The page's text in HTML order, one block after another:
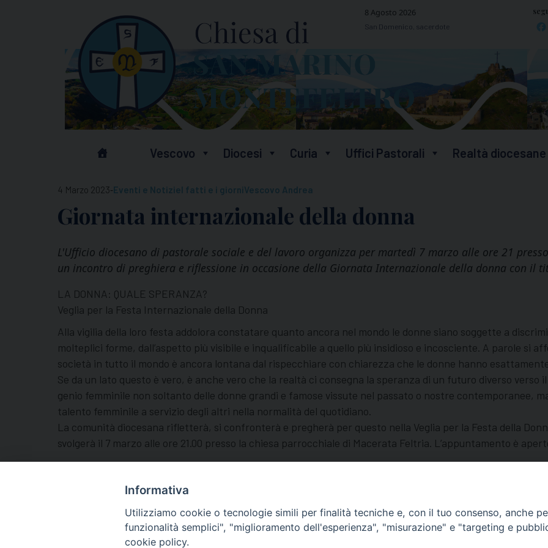
8 Agosto 2026
San Domenico, sacerdote
Vescovo Diocesi Curia Uffici Pastorali Realtà diocesane
4 Marzo 2023-Eventi e NotizieI fatti e i giorniVescovo Andrea
Giornata internazionale della donna
L'Ufficio diocesano di pastorale sociale e del lavoro organizza per martedì 7 marzo alle ore 21
un incontro di preghiera e riflessione in occasione della Giornata Internazionale della donna con il
LA DONNA: QUALE SPERANZA?
Veglia per la Festa Internazionale della Donna
Alla vigilia della loro festa addolora constatare quanto ancora nel mondo le donne siano soggette a
molteplici forme, dall’aspetto più visibile e inqualificabile a quello più insidioso e incosciente. A parole si
società in tutto il mondo è ancora lontana dal rispecchiare con chiarezza che le donne hanno
Se da un lato questo è vero, è anche vero che la realtà ci consegna la speranza di un futuro diverso verso
genio femminile non soltanto delle donne grandi e famose vissute nel passato o nostre contemporanee,
talento femminile a servizio degli altri nella normalità del quotidiano.
La comunità diocesana rifletterà, si confronterà e pregherà per questo nella Veglia per la Festa della
svolgerà il 7 marzo alle ore 21.00 presso la chiesa parrocchiale di Macerata Feltria. L’appuntamento è
Ufficio diocesano di Pastorale Sociale e del Lavoro
#giornatainternazionaledelladonna
Informativa
Utilizziamo cookie o tecnologie simili per finalità tecniche e, con il tuo consenso, anche
funzionalità semplici", "miglioramento dell'esperienza", "misurazione" e "targeting e
cookie policy.